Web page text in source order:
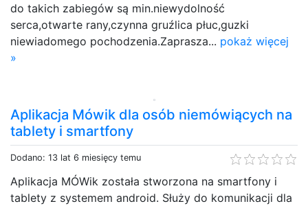
do takich zabiegów są min.niewydolność
serca,otwarte rany,czynna gruźlica płuc,guzki
niewiadomego pochodzenia.Zaprasza... pokaż więcej
»
Aplikacja Mówik dla osób niemówiących na
tablety i smartfony
Dodano: 13 lat 6 miesięcy temu
Aplikacja MÓWik została stworzona na smartfony i
tablety z systemem android. Służy do komunikacji dla